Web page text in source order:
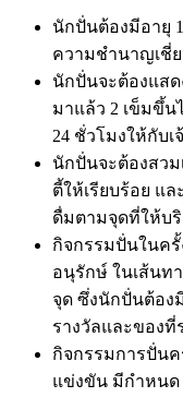
นักปั่นต้องมีอายุ
ความชำนาญเชี่
นักปั่นจะต้องแส
มาแล้ว 2 เข็มขึ้น
24 ชั่วโมงให้กับ
นักปั่นจะต้องสว
ตี้ให้เรียบร้อย แ
ดื่มตามจุดที่ให้บ
กิจกรรมปั่นในครั้
อนุรักษ์ ในเส้นท
จุด ซึ่งนักปั่นต้อง
รางวัลและของ
กิจกรรมการปั่น
แข่งขัน มีกำหนด